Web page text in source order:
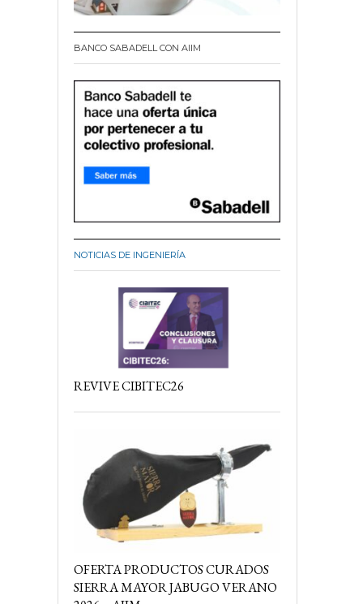
BANCO SABADELL CON AIIM
NOTICIAS DE INGENIERÍA
REVIVE CIBITEC26
OFERTA PRODUCTOS CURADOS
SIERRA MAYOR JABUGO VERANO